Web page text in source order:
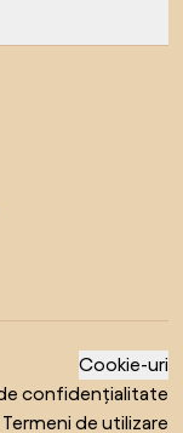
Cookie-uri
confidențialitate
Termeni de utilizare